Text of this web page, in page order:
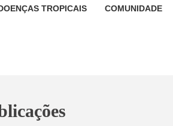
TROPICAIS COMUNIDADE